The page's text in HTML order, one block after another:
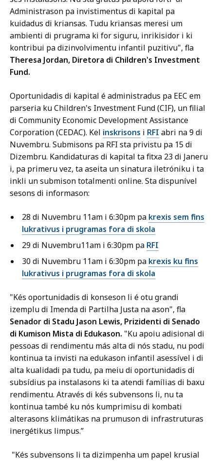
Administrason pa invistimentus di kapital pa
kuidadus di kriansas. Tudu kriansas meresi um
ambienti di prugrama ki for siguru, inrikisidor i ki
kontribui pa dizinvolvimentu infantil puzitivu", fla
Theresa Jordan, Diretora di Children's Investment
Fund.
Oportunidadis di kapital é administradus pa EEC em
parseria ku Children's Investment Fund (CIF), un filial
di Community Economic Development Assistance
Corporation (CEDAC). Kel inskrisons i RFI abri na 9 di
Nuvembru. Submisons pa RFI sta privistu pa 15 di
Dizembru. Kandidaturas di kapital ta fitxa 23 di Janeru
i, pa primeru vez, ta aseita un sinatura iletróniku i ta
inkli un submison totalmenti online. Sta dispunível
sesons di informason:
28 di Nuvembru 11am i 6:30pm pa krexis sem fins
lukrativus i prugramas fora di skola
29 di Nuvembru11am i 6:30pm pa RFI
30 di Nuvembru 11am i 6:30pm pa krexis ku fins
lukrativus i prugramas fora di skola
"Kés oportunidadis di konseson li é otu grandi
izemplu di Imenda di Partilha Justa na ason", fla
Senador di Stadu Jason Lewis, Prizidenti di Senado
di Kumison Mista di Edukason. "Ku apoiu adisional di
pessoas di rendimentu más alta di nós stadu, nu podi
kontinua ta invisti na edukason infantil asessível i di
alta kualidadi pa tudu, pa meiu di oportunidadis di
subsídius pa instalasons ki ta atendi famílias di baxu
rendimentu. Através di kés subvensons li, nu ta
kontinua també ku nós kumprimisu di kombati
alterasons klimátikas na prumuson di infrastruturas
inergétikus limpus.”
"Kés subvensons li ta dizimpenha um papel krusial